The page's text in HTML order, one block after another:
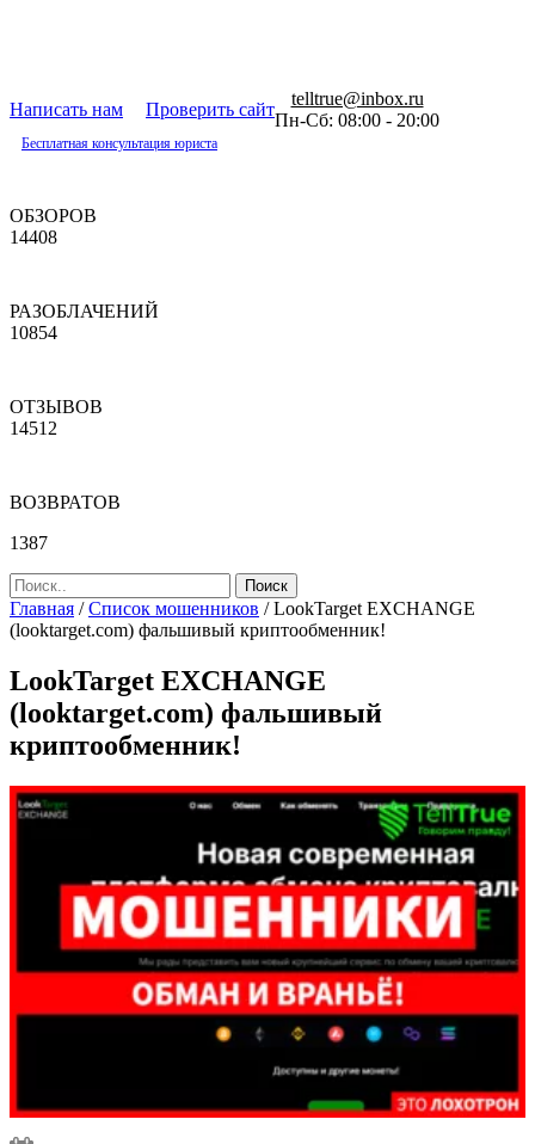
Написать нам Проверить сайт
telltrue@inbox.ru
Пн-Сб: 08:00 - 20:00
Бесплатная консультация юриста
ОБЗОРОВ
14408
РАЗОБЛАЧЕНИЙ
10854
ОТЗЫВОВ
14512
ВОЗВРАТОВ
1387
Главная /Список мошенников /LookTarget EXCHANGE
(looktarget.com) фальшивый криптообменник!
LookTarget EXCHANGE
(looktarget.com) фальшивый
криптообменник!